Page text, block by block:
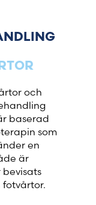
och
baserad
som
en
är